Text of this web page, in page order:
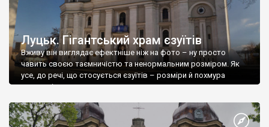
Луцьк. Гігантський храм єзуїтів
Вживу він виглядає ефектніше ніж на фото – ну просто
чавить своєю таємничістю та ненормальним розміром. Як
усе, до речі, що стосується єзуїтів – розміри й похмура
таємничість.